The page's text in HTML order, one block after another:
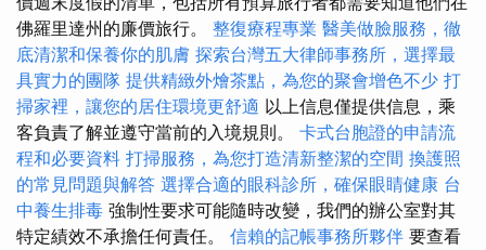
佛羅里達州的廉價旅行。 整復療程專業 醫美做臉服務，徹
底清潔和保養你的肌膚 探索台灣五大律師事務所，選擇最
具實力的團隊 提供精緻外燴茶點，為您的聚會增色不少 打
掃家裡，讓您的居住環境更舒適 以上信息僅提供信息，乘
客負責了解並遵守當前的入境規則。 卡式台胞證的申請流
程和必要資料 打掃服務，為您打造清新整潔的空間 換護照
的常見問題與解答 選擇合適的眼科診所，確保眼睛健康 台
中養生排毒 強制性要求可能隨時改變，我們的辦公室對其
特定績效不承擔任何責任。 信賴的記帳事務所夥伴 要查看